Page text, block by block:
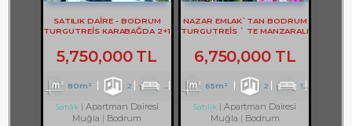
SATILIK DAİRE - BODRUM
TURGUTREİS KARABAĞDA 2+1
5,750,000 TL
80m² 2 1
Satılık
Apartman Dairesi
Muğla
Bodrum
NAZAR EMLAK`TAN BODRUM
TURGUTREİS ` TE MANZARALI
6,750,000 TL
65m² 2 1
Satılık
Apartman Dairesi
Muğla
Bodrum